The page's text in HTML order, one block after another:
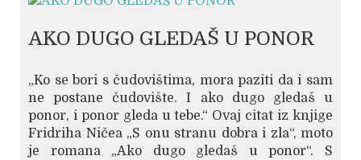
AKO DUGO GLEDAŠ U PONOR
„Ko se bori s čudovištima, mora paziti da i sam
ne postane čudovište. I ako dugo gledaš u
ponor, i ponor gleda u tebe.“ Ovaj citat iz knjige
Fridriha Ničea „S onu stranu dobra i zla“, moto
je romana „Ako dugo gledaš u ponor“. S